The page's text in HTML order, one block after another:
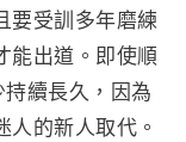
要受訓多年磨練
出道。 即使順
續長久， 因為
的新人取代。